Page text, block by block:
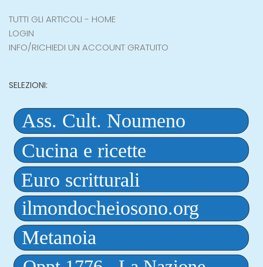
TUTTI GLI ARTICOLI - HOME
LOGIN
INFO/RICHIEDI UN ACCOUNT GRATUITO
SELEZIONI: